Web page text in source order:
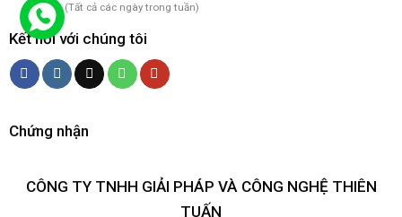
(Tất cả các ngày trong tuần)
Kết nối với chúng tôi
Chứng nhận
CÔNG TY TNHH GIẢI PHÁP VÀ CÔNG NGHỆ THIÊN
TUẤN